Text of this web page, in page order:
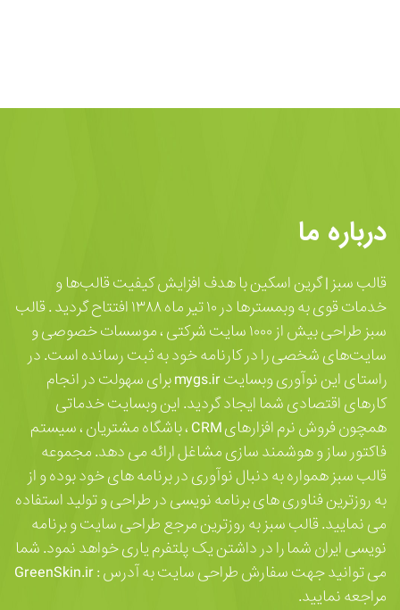
درباره ما
قالب سبز | گرین اسکین با هدف افزایش کیفیت قالب‌ها و
خدمات قوی به وبمسترها در ۱۰ تیر ماه ۱۳۸۸ افتتاح گردید . قالب
سبز طراحی بیش از ۱۰۰۰ سایت شرکتی ، موسسات خصوصی و
سایت‌های شخصی را در کارنامه خود به ثبت رسانده است. در
راستای این نوآوری وبسایت mygs.ir برای سهولت در انجام
کارهای اقتصادی شما ایجاد گردید. این وبسایت خدماتی
همچون فروش نرم افزارهای CRM ، باشگاه مشتریان ، سیستم
فاکتور ساز و هوشمند سازی مشاغل ارائه می دهد. مجموعه
قالب سبز همواره به دنبال نوآوری در برنامه های خود بوده و از
به روزترین فناوری های برنامه نویسی در طراحی و تولید استفاده
می نمایید. قالب سبز به روزترین مرجع طراحی سایت و برنامه
نویسی ایران شما را در داشتن یک پلتفرم یاری خواهد نمود. شما
می توانید جهت سفارش طراحی سایت به آدرس : GreenSkin.ir
مراجعه نمایید.